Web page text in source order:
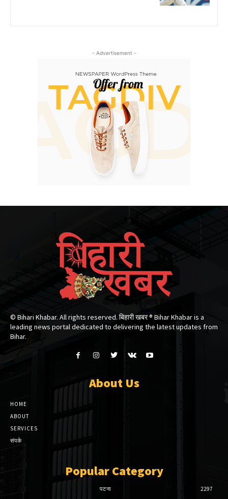
- Advertisement -
© Bihari Khabar. All rights reserved. बिहारी खबर ®​ Bihar Khabar is a
leading news portal dedicated to delivering the latest updates from
Bihar.
About Us
HOME
ABOUT
SERVICES
संपर्क
Popular Category
पटना
2297